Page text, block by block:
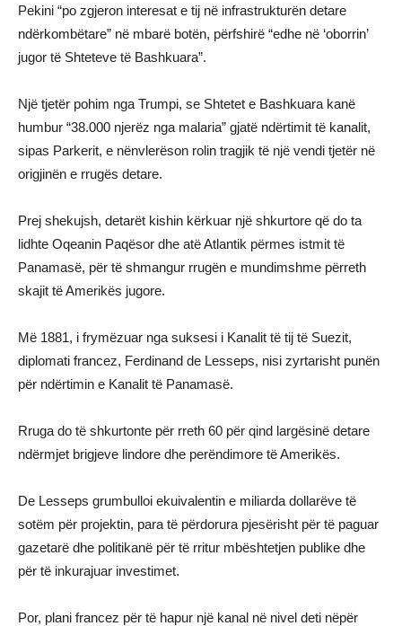
Pekini “po zgjeron interesat e tij në infrastrukturën detare
ndërkombëtare” në mbarë botën, përfshirë “edhe në ‘oborrin’
jugor të Shteteve të Bashkuara”.
Një tjetër pohim nga Trumpi, se Shtetet e Bashkuara kanë
humbur “38.000 njerëz nga malaria” gjatë ndërtimit të kanalit,
sipas Parkerit, e nënvlerëson rolin tragjik të një vendi tjetër në
origjinën e rrugës detare.
Prej shekujsh, detarët kishin kërkuar një shkurtore që do ta
lidhte Oqeanin Paqësor dhe atë Atlantik përmes istmit të
Panamasë, për të shmangur rrugën e mundimshme përreth
skajit të Amerikës jugore.
Më 1881, i frymëzuar nga suksesi i Kanalit të tij të Suezit,
diplomati francez, Ferdinand de Lesseps, nisi zyrtarisht punën
për ndërtimin e Kanalit të Panamasë.
Rruga do të shkurtonte për rreth 60 për qind largësinë detare
ndërmjet brigjeve lindore dhe perëndimore të Amerikës.
De Lesseps grumbulloi ekuivalentin e miliarda dollarëve të
sotëm për projektin, para të përdorura pjesërisht për të paguar
gazetarë dhe politikanë për të rritur mbështetjen publike dhe
për të inkurajuar investimet.
Por, plani francez për të hapur një kanal në nivel deti nëpër